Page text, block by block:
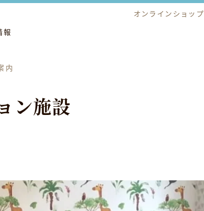
報
オンラインショップ
内
ョ ン施設